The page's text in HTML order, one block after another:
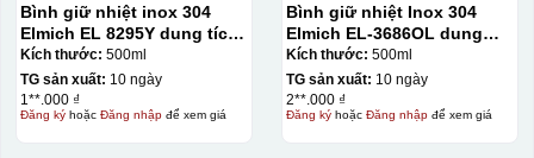
Bình giữ nhiệt inox 304
Elmich EL 8295Y dung tích
500ml
Kích thước: 500ml
TG sản xuất: 10 ngày
1**.000 ₫
Đăng kýhoặc Đăng nhậpđể xem giá
Bình giữ nhiệt Inox 304
Elmich EL-3686OL dung
tích 500ml
Kích thước: 500ml
TG sản xuất: 10 ngày
2**.000 ₫
Đăng kýhoặc Đăng nhậpđể xem giá